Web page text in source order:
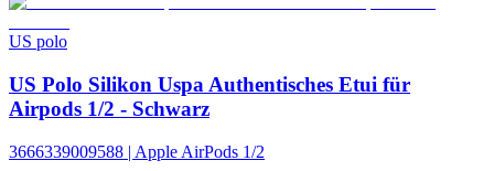
US polo
US Polo Silikon Uspa Authentisches Etui für
Airpods 1/2 - Schwarz
3666339009588 | Apple AirPods 1/2